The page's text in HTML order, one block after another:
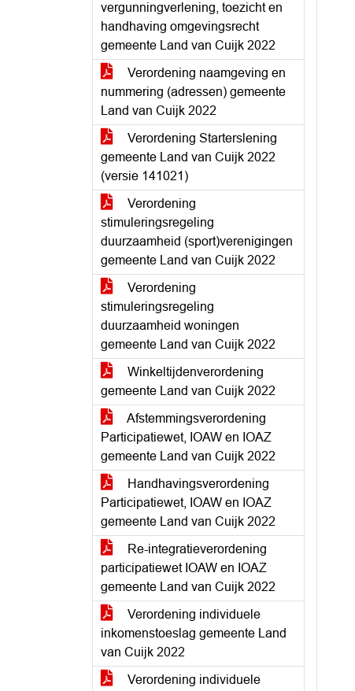
vergunningverlening, toezicht en
handhaving omgevingsrecht
gemeente Land van Cuijk 2022
Verordening naamgeving en
nummering (adressen) gemeente
Land van Cuijk 2022
Verordening Starterslening
gemeente Land van Cuijk 2022
(versie 141021)
Verordening
stimuleringsregeling
duurzaamheid (sport)verenigingen
gemeente Land van Cuijk 2022
Verordening
stimuleringsregeling
duurzaamheid woningen
gemeente Land van Cuijk 2022
Winkeltijdenverordening
gemeente Land van Cuijk 2022
Afstemmingsverordening
Participatiewet, IOAW en IOAZ
gemeente Land van Cuijk 2022
Handhavingsverordening
Participatiewet, IOAW en IOAZ
gemeente Land van Cuijk 2022
Re-integratieverordening
participatiewet IOAW en IOAZ
gemeente Land van Cuijk 2022
Verordening individuele
inkomenstoeslag gemeente Land
van Cuijk 2022
Verordening individuele